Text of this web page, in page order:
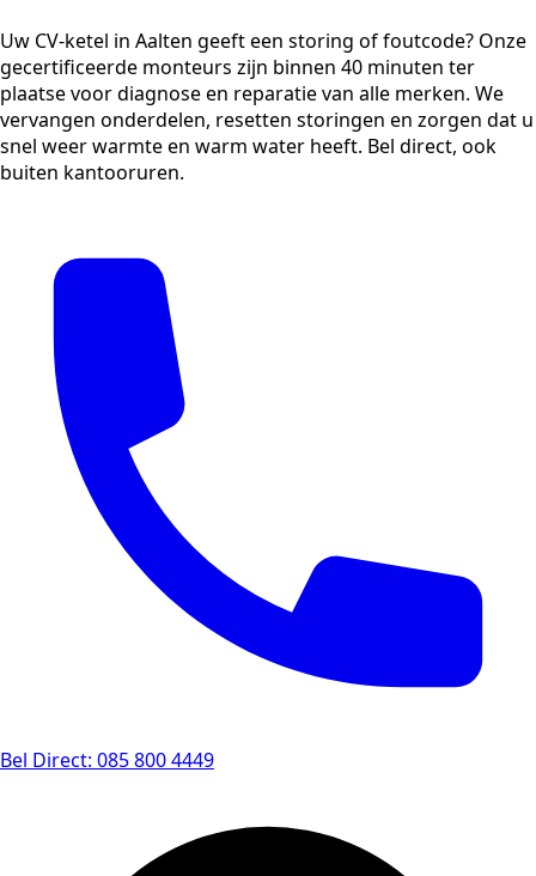
Uw CV-ketel in Aalten geeft een storing of foutcode? Onze
gecertificeerde monteurs zijn binnen 40 minuten ter
plaatse voor diagnose en reparatie van alle merken. We
vervangen onderdelen, resetten storingen en zorgen dat u
snel weer warmte en warm water heeft. Bel direct, ook
buiten kantooruren.
Bel Direct: 085 800 4449